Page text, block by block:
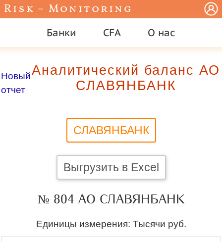
Risk – Monitoring
Банки CFA О нас
Новый
отчет
Аналитический баланс АО
СЛАВЯНБАНК
СЛАВЯНБАНК
Выгрузить в Excel
№ 804 АО СЛАВЯНБАНК
Единицы измерения: Тысячи руб.